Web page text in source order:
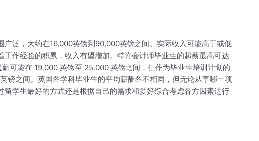
泛，大约在16,000英镑到90,000英镑之间。实际收入可能高于或低
作经验的积累，收入有望增加。特许会计师毕业生的起薪最高可达
可能在 19,000 英镑至 25,000 英镑之间，但作为毕业生培训计划的
镑之间。英国各学科毕业生的平均薪酬各不相同，但无论从事哪一项
学生最好的方式还是根据自己的需求和爱好综合考虑各方因素进行